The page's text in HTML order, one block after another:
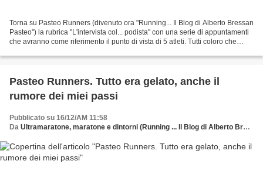
Torna su Pasteo Runners (divenuto ora "Running... Il Blog di Alberto Bressan
Pasteo") la rubrica "L'intervista col... podista" con una serie di appuntamenti
che avranno come riferimento il punto di vista di 5 atleti. Tutti coloro che
Pasteo Runners. Tutto era gelato, anche il
rumore dei miei passi
Pubblicato su 16/12/AM 11:58
Da Ultramaratone, maratone e dintorni (Running ... Il Blog di Alberto Bressan Pasteo)